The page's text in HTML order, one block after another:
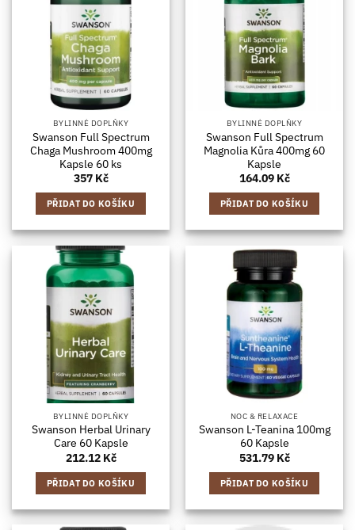
BYLINNÉ DOPLŇKY
Swanson Full Spectrum
Chaga Mushroom 400mg
Kapsle 60 ks
357 Kč
PŘIDAT DO KOŠÍKU
BYLINNÉ DOPLŇKY
Swanson Full Spectrum
Magnolia Kůra 400mg 60
Kapsle
164.09 Kč
PŘIDAT DO KOŠÍKU
BYLINNÉ DOPLŇKY
Swanson Herbal Urinary
Care 60 Kapsle
212.12 Kč
PŘIDAT DO KOŠÍKU
NOC & RELAXACE
Swanson L-Teanina 100mg
60 Kapsle
531.79 Kč
PŘIDAT DO KOŠÍKU